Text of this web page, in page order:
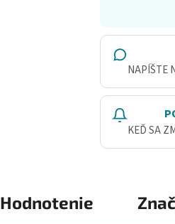
NAPÍŠTE
KEĎ SA
Hodnotenie